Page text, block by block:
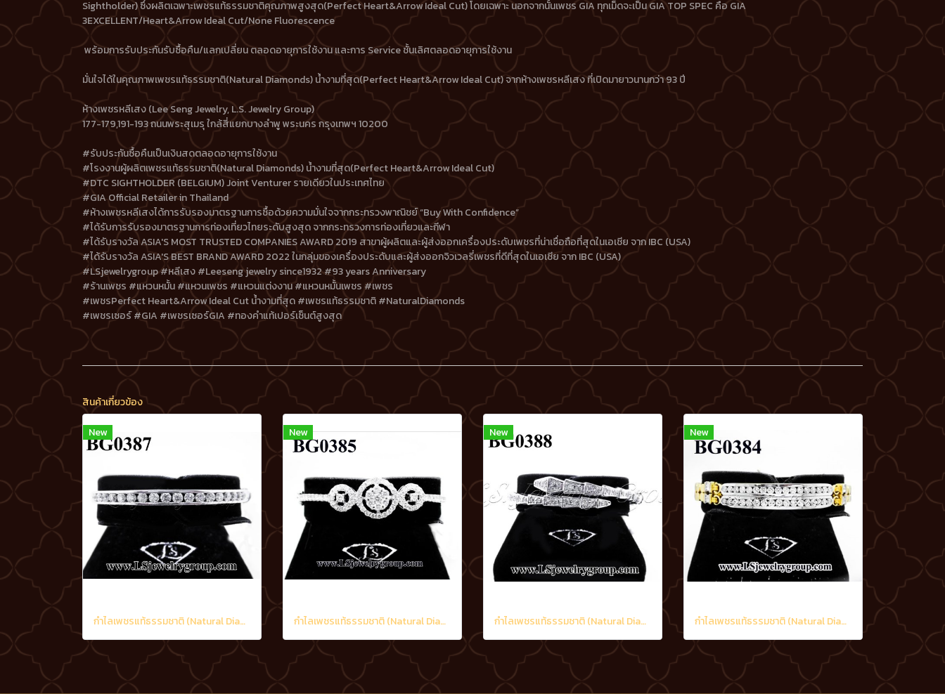
Sightholder) ซึ่งผลิตเฉพาะเพชรแท้ธรรมชาติคุณภาพสูงสุด(Perfect Heart&Arrow Ideal Cut) โดยเฉพาะ นอกจากนั้นเพชร GIA ทุกเม็ดจะเป็น GIA TOP SPEC คือ GIA
3EXCELLENT/Heart&Arrow Ideal Cut/None Fluorescence
พร้อมการรับประกันรับซื้อคืน/แลกเปลี่ยน ตลอดอายุการใช้งาน และการ Service ชั้นเลิศตลอดอายุการใช้งาน
มั่นใจได้ในคุณภาพเพชรแท้ธรรมชาติ(Natural Diamonds) น้ำงามที่สุด(Perfect Heart&Arrow Ideal Cut) จากห้างเพชรหลีเสง ที่เปิดมายาวนานกว่า 93 ปี
ห้างเพชรหลีเสง (Lee Seng Jewelry, L.S. Jewelry Group)
177-179,191-193 ถนนพระสุเมรุ ใกล้สี่แยกบางลำพู พระนคร กรุงเทพฯ 10200
#รับประกันซื้อคืนเป็นเงินสดตลอดอายุการใช้งาน
#โรงงานผู้ผลิตเพชรแท้ธรรมชาติ(Natural Diamonds) น้ำงามที่สุด(Perfect Heart&Arrow Ideal Cut)
#DTC SIGHTHOLDER (BELGIUM) Joint Venturer รายเดียวในประเทศไทย
#GIA Official Retailer in Thailand
#ห้างเพชรหลีเสงได้การรับรองมาตรฐานการซื้อด้วยความมั่นใจจากกระทรวงพาณิชย์ “Buy With Confidence”
#ได้รับการรับรองมาตรฐานการท่องเที่ยวไทยระดับสูงสุด จากกระทรวงการท่องเที่ยวและกีฬา
#ได้รับรางวัล ASIA'S MOST TRUSTED COMPANIES AWARD 2019 สาขาผู้ผลิตและผู้ส่งออกเครื่องประดับเพชรที่น่าเชื่อถือที่สุดในเอเชีย จาก IBC (USA)
#ได้รับรางวัล ASIA'S BEST BRAND AWARD 2022 ในกลุ่มของเครื่องประดับและผู้ส่งออกจิวเวลรี่เพชรที่ดีที่สุดในเอเชีย จาก IBC (USA)
#LSjewelrygroup #หลีเสง #Leeseng jewelry since1932 #93 years Anniversary
#ร้านเพชร #แหวนหมั้น #แหวนเพชร #แหวนแต่งงาน #แหวนหมั้นเพชร #เพชร
#เพชรPerfect Heart&Arrow Ideal Cut น้ำงามที่สุด #เพชรแท้ธรรมชาติ #NaturalDiamonds
#เพชรเซอร์ #GIA #เพชรเซอร์GIA #ทองคำแท้เปอร์เซ็นต์สูงสุด
สินค้าเกี่ยวข้อง
New
กำไลเพชรแท้ธรรมชาติ (Natural Diamonds) 2.10 Ct.
New
กำไลเพชรแท้ธรรมชาติ (Natural Diamonds) 1.75 Ct.
New
กำไลเพชรแท้ธรรมชาติ (Natural Diamonds) 1.20 Ct.
New
กำไลเพชรแท้ธรรมชาติ (Natural Diamonds) 2.40 Ct.